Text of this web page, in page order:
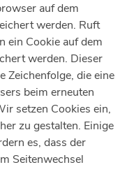
auf dem
werden. Ruft
ein Cookie auf dem
werden. Dieser
Zeichenfolge, die eine
beim erneuten
setzen Cookies ein,
zu gestalten. Einige
es, dass der
Seitenwechsel